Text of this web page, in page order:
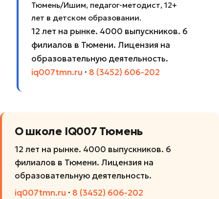
Тюмень/Ишим, педагог-методист, 12+
лет в детском образовании.
12 лет на рынке. 4000 выпускников. 6
филиалов в Тюмени. Лицензия на
образовательную деятельность.
iq007tmn.ru · 8 (3452) 606-202
О школе IQ007 Тюмень
12 лет на рынке. 4000 выпускников. 6
филиалов в Тюмени. Лицензия на
образовательную деятельность.
iq007tmn.ru · 8 (3452) 606-202